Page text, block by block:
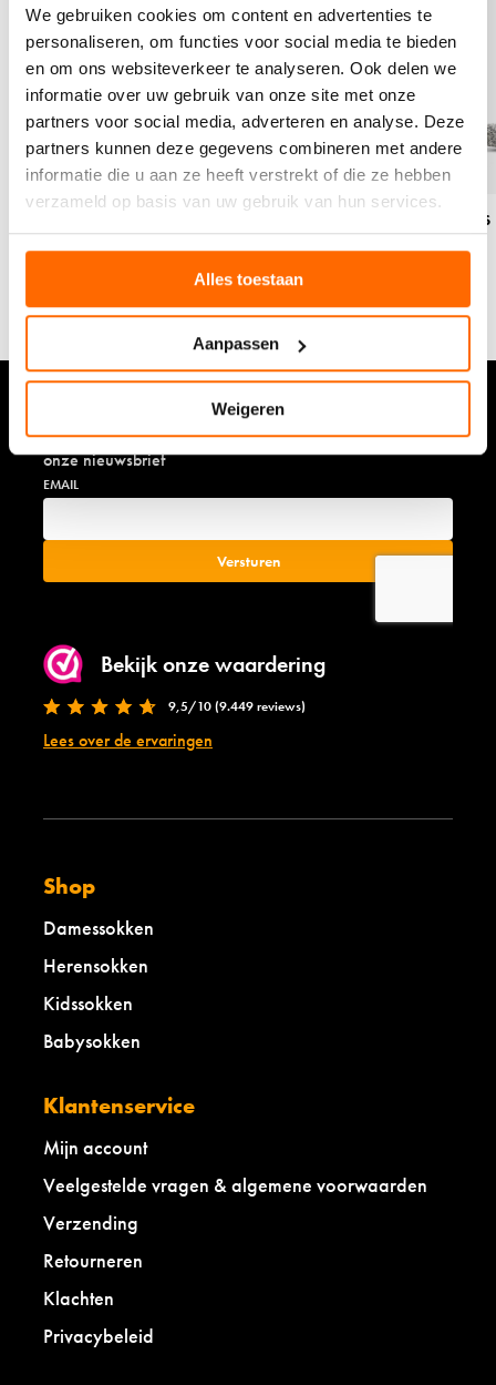
We gebruiken cookies om content en advertenties te
personaliseren, om functies voor social media te bieden
en om ons websiteverkeer te analyseren. Ook delen we
informatie over uw gebruik van onze site met onze
partners voor social media, adverteren en analyse. Deze
partners kunnen deze gegevens combineren met andere
informatie die u aan ze heeft verstrekt of die ze hebben
verzameld op basis van uw gebruik van hun services.
Alles toestaan
Aanpassen
Weigeren
e
p
r
o
d
u
c
t
c
o
l
r
o
f
b
e
i
g
w
l
a
b
e
s
Coldproof - beige wol - label safari
e
t
p
r
o
d
u
c
t
o
r
i
n
l
s
g
r
j
e
-
Blijf op de hoogte van de nieuwste ontwikkelingen via
onze nieuwsbrief
Bekijk onze waardering
9,5/10 (9.449 reviews)
Lees over de ervaringen
Shop
Damessokken
Herensokken
Kidssokken
Babysokken
Klantenservice
Mijn account
Veelgestelde vragen & algemene voorwaarden
Verzending
Retourneren
Klachten
Privacybeleid